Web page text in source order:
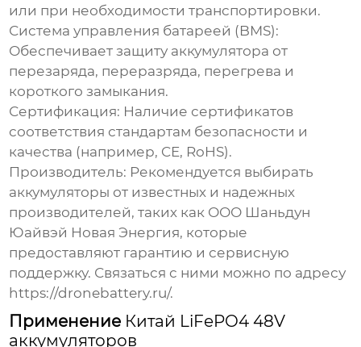
или при необходимости транспортировки.
Система управления батареей (BMS):
Обеспечивает защиту аккумулятора от
перезаряда, переразряда, перегрева и
короткого замыкания.
Сертификация: Наличие сертификатов
соответствия стандартам безопасности и
качества (например, CE, RoHS).
Производитель: Рекомендуется выбирать
аккумуляторы от известных и надежных
производителей, таких как ООО Шаньдун
Юайвэй Новая Энергия, которые
предоставляют гарантию и сервисную
поддержку. Связаться с ними можно по адресу
https://dronebattery.ru/.
Применение Китай LiFePO4 48V
аккумуляторов